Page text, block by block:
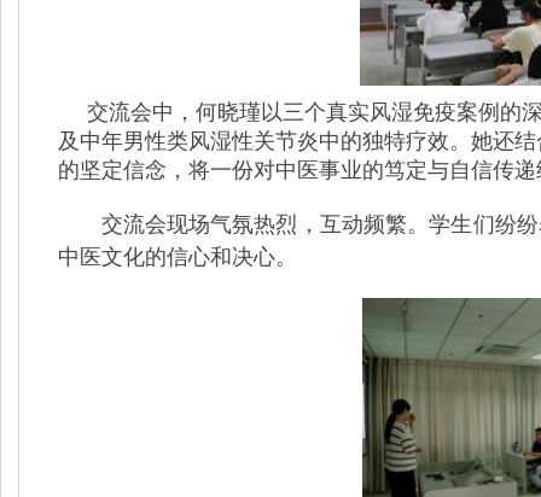
交流会中，何晓瑾以三个真实风湿免疫案例的
及中年男性类风湿性关节炎中的独特疗效。她还
的坚定信念，将一份对中医事业的笃定与自信传
交流会现场气氛热烈，互动频繁。学生们纷
中医文化的信心和决心。